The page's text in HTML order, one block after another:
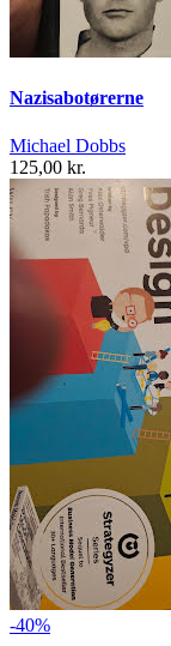
Nazisabotørerne
Michael Dobbs
125,00 kr.
-40%